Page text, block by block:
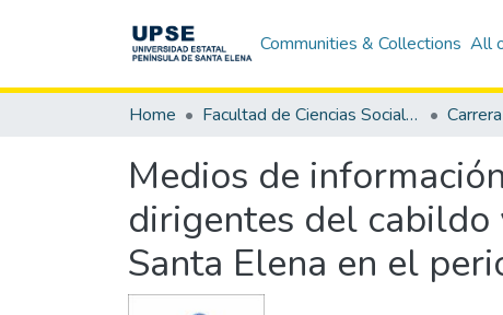
Communities & Collections All
Home Facultad de Ciencias Sociales y de la Salud
Medios de
dirigentes del cabildo
Santa Elena en el